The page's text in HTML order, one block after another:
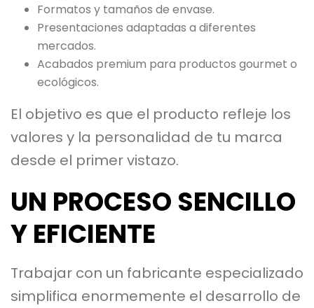
Formatos y tamaños de envase.
Presentaciones adaptadas a diferentes
mercados.
Acabados premium para productos gourmet o
ecológicos.
El objetivo es que el producto refleje los
valores y la personalidad de tu marca
desde el primer vistazo.
UN PROCESO SENCILLO
Y EFICIENTE
Trabajar con un fabricante especializado
simplifica enormemente el desarrollo de